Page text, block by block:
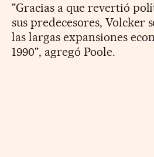
"Gracias a que revertió
sus predecesores, Volcker
las largas expansiones
1990", agregó Poole.